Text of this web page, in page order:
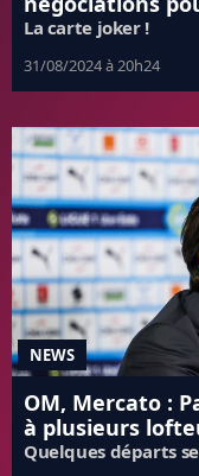
La carte joker !
31/08/2024 à 20h24
NEWS
OM, Mercato :
à plusieurs
Quelques départs